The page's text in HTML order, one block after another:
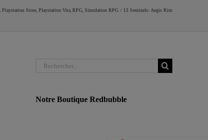
Playstation Store Playstation Vita RPG Simulation RPG 13 Sentinels: Aegis Rim
Rechercher:
Notre Boutique Redbubble